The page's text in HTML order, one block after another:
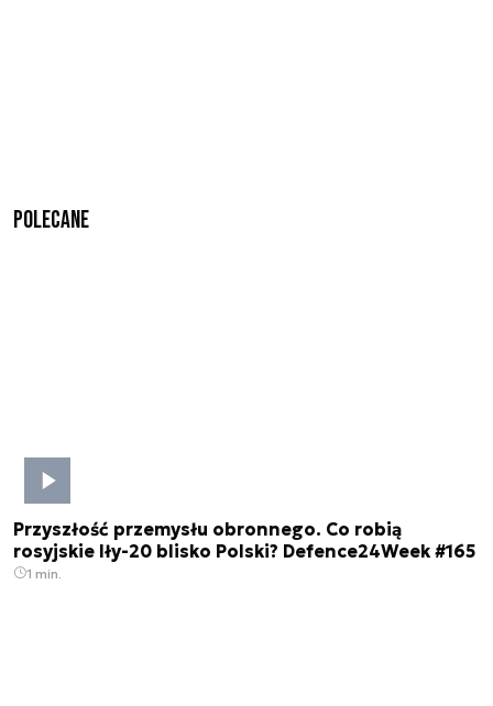
Polecane
Przyszłość przemysłu obronnego. Co robią
rosyjskie Iły-20 blisko Polski? Defence24Week #165
1 min.